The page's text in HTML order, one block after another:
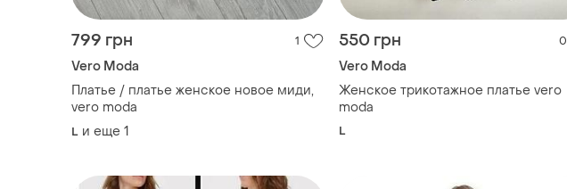
799 грн 1
Vero Moda
Платье / платье женское новое миди,
vero moda
L и еще 1
550 грн 0
Vero Moda
Женское трикотажное платье vero
moda
L